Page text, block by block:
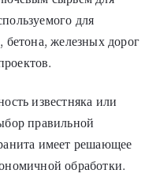
для
бетона, железных дорог
известняка или
правильной
имеет решающее
обработки.